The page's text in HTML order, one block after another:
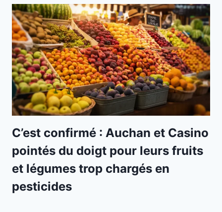
C’est confirmé : Auchan et Casino
pointés du doigt pour leurs fruits
et légumes trop chargés en
pesticides